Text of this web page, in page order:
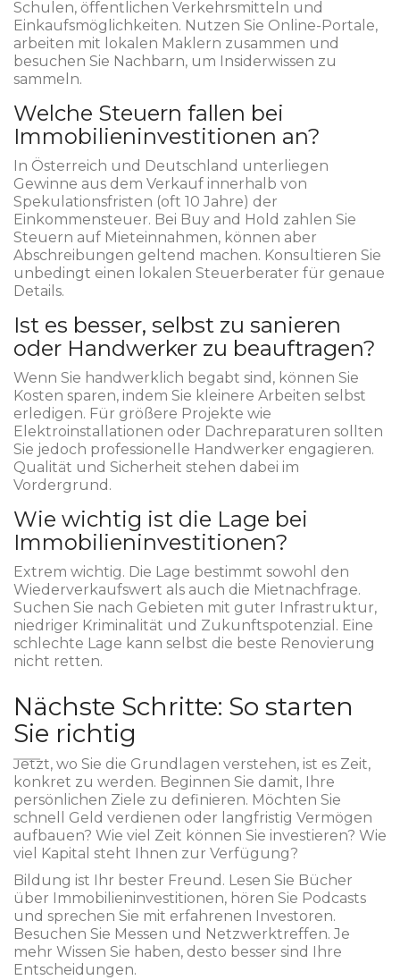
Schulen, öffentlichen Verkehrsmitteln und
Einkaufsmöglichkeiten. Nutzen Sie Online-Portale,
arbeiten mit lokalen Maklern zusammen und
besuchen Sie Nachbarn, um Insiderwissen zu
sammeln.
Welche Steuern fallen bei
Immobilieninvestitionen an?
In Österreich und Deutschland unterliegen
Gewinne aus dem Verkauf innerhalb von
Spekulationsfristen (oft 10 Jahre) der
Einkommensteuer. Bei Buy and Hold zahlen Sie
Steuern auf Mieteinnahmen, können aber
Abschreibungen geltend machen. Konsultieren Sie
unbedingt einen lokalen Steuerberater für genaue
Details.
Ist es besser, selbst zu sanieren
oder Handwerker zu beauftragen?
Wenn Sie handwerklich begabt sind, können Sie
Kosten sparen, indem Sie kleinere Arbeiten selbst
erledigen. Für größere Projekte wie
Elektroinstallationen oder Dachreparaturen sollten
Sie jedoch professionelle Handwerker engagieren.
Qualität und Sicherheit stehen dabei im
Vordergrund.
Wie wichtig ist die Lage bei
Immobilieninvestitionen?
Extrem wichtig. Die Lage bestimmt sowohl den
Wiederverkaufswert als auch die Mietnachfrage.
Suchen Sie nach Gebieten mit guter Infrastruktur,
niedriger Kriminalität und Zukunftspotenzial. Eine
schlechte Lage kann selbst die beste Renovierung
nicht retten.
Nächste Schritte: So starten
Sie richtig
Jetzt, wo Sie die Grundlagen verstehen, ist es Zeit,
konkret zu werden. Beginnen Sie damit, Ihre
persönlichen Ziele zu definieren. Möchten Sie
schnell Geld verdienen oder langfristig Vermögen
aufbauen? Wie viel Zeit können Sie investieren? Wie
viel Kapital steht Ihnen zur Verfügung?
Bildung ist Ihr bester Freund. Lesen Sie Bücher
über Immobilieninvestitionen, hören Sie Podcasts
und sprechen Sie mit erfahrenen Investoren.
Besuchen Sie Messen und Netzwerktreffen. Je
mehr Wissen Sie haben, desto besser sind Ihre
Entscheidungen.